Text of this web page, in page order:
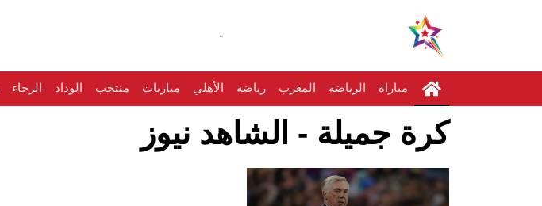
-
مباراة الرياضة المغرب رياضة الأهلي مباريات منتخب الوداد الرجاء
كرة جميلة - الشاهد نيوز